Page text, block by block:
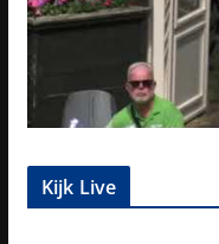
Kijk Live